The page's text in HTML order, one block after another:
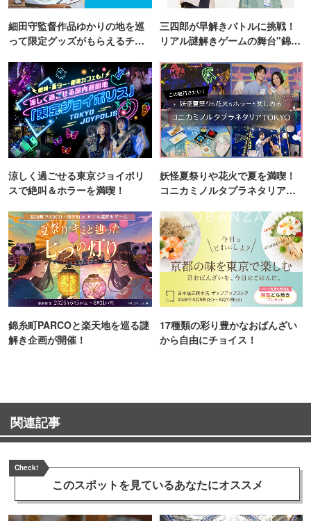
細田守監督作品ゆかりの地を巡
って限定グッズがもらえるチャ
三四郎が早解きバトルに挑戦！
リアル謎解きゲームの舞台"錦糸
涼しく過ごせる東京ジョイポリ
スで絶叫＆ホラーを満喫！
妖怪夏祭りや花火で夏を満喫！
コニカミノルタプラネタリア
錦糸町PARCOと楽天地を巡る謎
解き企画が開催！
17種類の彩り豊かなおばんざい
から自由にチョイス！
関連記事
Check!
このスポットを見ているあなたにオススメ